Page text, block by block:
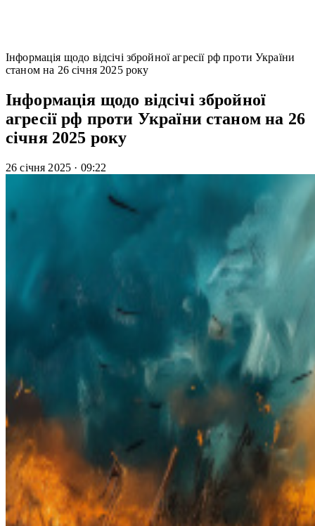
Інформація щодо відсічі збройної агресії рф проти України
станом на 26 січня 2025 року
Інформація щодо відсічі збройної
агресії рф проти України станом на 26
січня 2025 року
26 січня 2025 · 09:22